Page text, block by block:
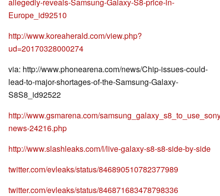
Europe_id92510
http://www.koreaherald.com/view.php?
ud=20170328000274
via: http://www.phonearena.com/news/Chip-issues-could-
lead-to-major-shortages-of-the-Samsung-Galaxy-
S8S8_id92522
http://www.gsmarena.com/
news-24216.php
http://www.slashleaks.com/l/live-galaxy-s8-s8-side-by-side
twitter.com/evleaks/status/846890510782377989
twitter.com/evleaks/status/846871683478798336